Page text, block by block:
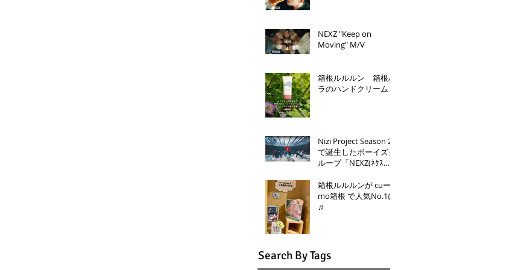
NEXZ "Keep on
Moving" M/V
箱根ルルルン 箱根バ
ラのハンドクリーム
Nizi Project Season 2
で誕生したボーイズグ
ループ「NEXZ(ﾈｸｽ
曲は「Miracle」
箱根ルルルンが cuー
mo箱根 で人気No.1に
♬
Search By Tags